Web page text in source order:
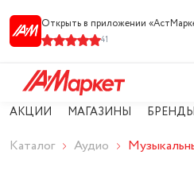
Открыть в приложении
41
АКЦИИ МАГАЗИНЫ БРЕНДЫ
Каталог Аудио